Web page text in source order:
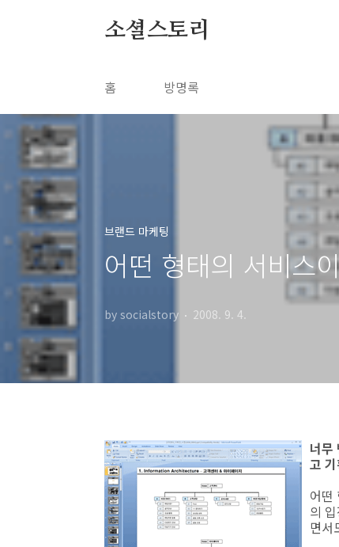
소셜스토리
홈 방명록
브랜드 마케팅
어떤 형태의 서비스
by socialstory 2008. 9. 4.
너무
고
어떤
의
면서